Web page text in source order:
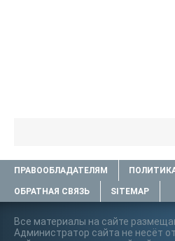
ПРАВООБЛАДАТЕЛЯМ
ОБРАТНАЯ СВЯЗЬ SITEMAP
Все материалы на сайте
Администратор сайта не несёт